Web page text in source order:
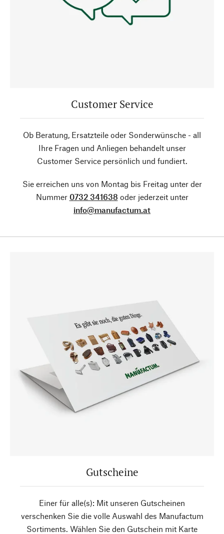
Customer Service
Ob Beratung, Ersatzteile oder Sonderwünsche - all
Ihre Fragen und Anliegen behandelt unser
Customer Service persönlich und fundiert.
Sie erreichen uns von Montag bis Freitag unter der
Nummer 0732 341638 oder jederzeit unter
info@manufactum.at
Gutscheine
Einer für alle(s): Mit unseren Gutscheinen
verschenken Sie die volle Auswahl des Manufactum
Sortiments. Wählen Sie den Gutschein mit Karte